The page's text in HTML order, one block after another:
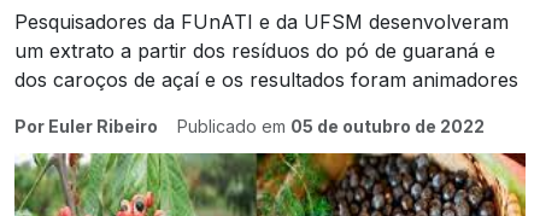
Pesquisadores da FUnATI e da UFSM desenvolveram
um extrato a partir dos resíduos do pó de guaraná e
dos caroços de açaí e os resultados foram animadores
Por Euler Ribeiro Publicado em 05 de outubro de 2022